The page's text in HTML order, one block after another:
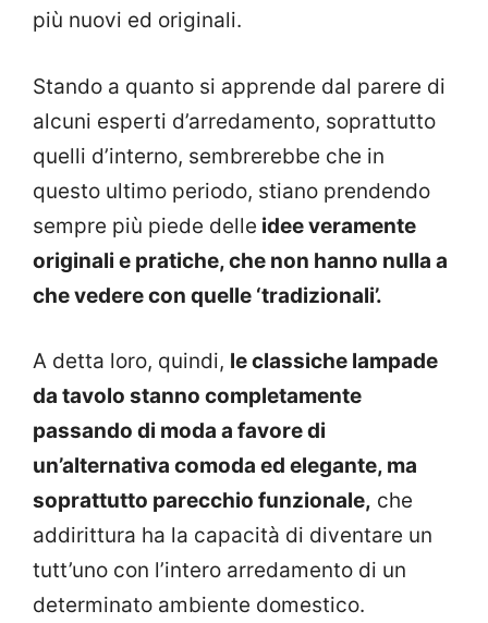
più nuovi ed originali.
Stando a quanto si apprende dal parere di
alcuni esperti d’arredamento, soprattutto
quelli d’interno, sembrerebbe che in
questo ultimo periodo, stiano prendendo
sempre più piede delle idee veramente
originali e pratiche, che non hanno nulla a
che vedere con quelle ‘tradizionali’.
A detta loro, quindi, le classiche lampade
da tavolo stanno completamente
passando di moda a favore di
un’alternativa comoda ed elegante, ma
soprattutto parecchio funzionale, che
addirittura ha la capacità di diventare un
tutt’uno con l’intero arredamento di un
determinato ambiente domestico.